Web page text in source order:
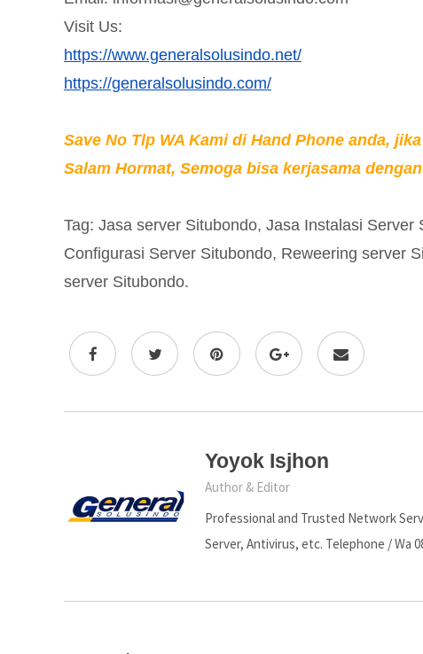
Visit Us:
https://www.generalsolusindo.net/
https://generalsolusindo.com/
Save No Tlp WA Kami di Hand Phone anda,
Salam Hormat, Semoga bisa kerjasama
Tag: Jasa server Situbondo, Jasa Instalasi
Configurasi Server Situbondo, Reweering server
server Situbondo.
Yoyok Isjhon
Author & Editor
Professional and Trusted Network
Server, Antivirus, etc. Telephone / Wa